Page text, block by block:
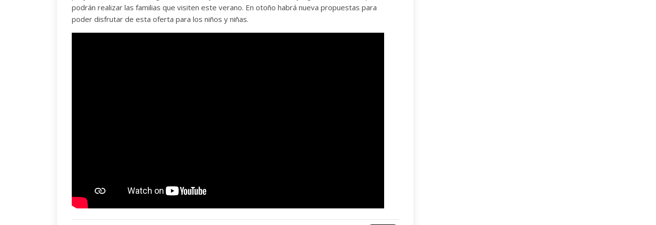
podrán realizar las familias que visiten este verano. En otoño habrá nueva propuestas para
poder disfrutar de esta oferta para los niños y niñas.